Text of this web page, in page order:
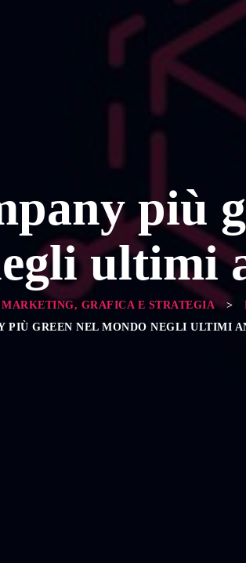
più
ultimi
GRAFICA E STRATEGIA >
PIÙ GREEN NEL MONDO NEGLI ULTIMI